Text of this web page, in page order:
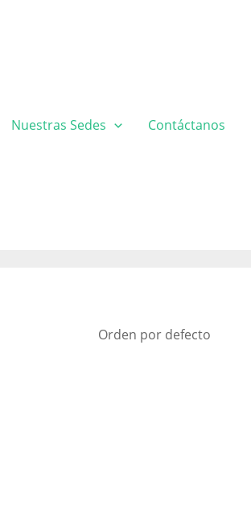
Nuestras Sedes Contáctanos